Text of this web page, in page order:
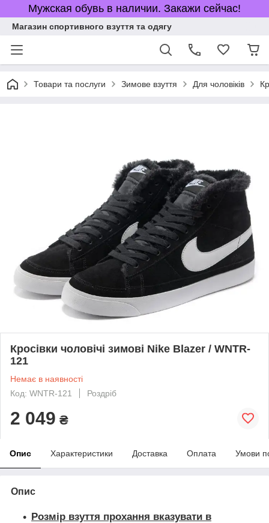
Мужская обувь в наличии. Закажи сейчас!
Магазин спортивного взуття та одягу
Товари та послуги Зимове взуття Для чоловіків
Кросівки чоловічі зимові Nike Blazer / WNTR-
121
Немає в наявності
Код: WNTR-121
Роздріб
2 049 ₴
Опис Характеристики Доставка Оплата Умови
Опис
Розмір взуття прохання вказувати в